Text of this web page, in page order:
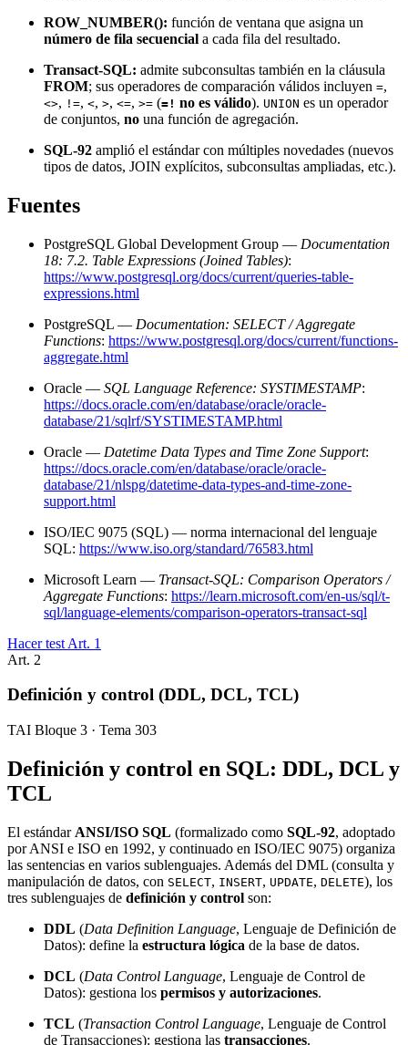
ROW_NUMBER(): función de ventana que asigna un
número de fila secuencial a cada fila del resultado.
Transact-SQL: admite subconsultas también en la cláusula
FROM; sus operadores de comparación válidos incluyen =,
<>, !=, <, >, <=, >= (=! no es válido). UNION es un operador
de conjuntos, no una función de agregación.
SQL-92 amplió el estándar con múltiples novedades (nuevos
tipos de datos, JOIN explícitos, subconsultas ampliadas, etc.).
Fuentes
PostgreSQL Global Development Group — Documentation
18: 7.2. Table Expressions (Joined Tables):
https://www.postgresql.org/docs/current/queries-table-
expressions.html
PostgreSQL — Documentation: SELECT / Aggregate
Functions: https://www.postgresql.org/docs/current/functions-
aggregate.html
Oracle — SQL Language Reference: SYSTIMESTAMP:
https://docs.oracle.com/en/database/oracle/oracle-
database/21/sqlrf/SYSTIMESTAMP.html
Oracle — Datetime Data Types and Time Zone Support:
https://docs.oracle.com/en/database/oracle/oracle-
database/21/nlspg/datetime-data-types-and-time-zone-
support.html
ISO/IEC 9075 (SQL) — norma internacional del lenguaje
SQL: https://www.iso.org/standard/76583.html
Microsoft Learn — Transact-SQL: Comparison Operators /
Aggregate Functions: https://learn.microsoft.com/en-us/sql/t-
sql/language-elements/comparison-operators-transact-sql
Hacer test Art. 1
Art. 2
Definición y control (DDL, DCL, TCL)
TAI Bloque 3 · Tema 303
Definición y control en SQL: DDL, DCL y
TCL
El estándar ANSI/ISO SQL (formalizado como SQL-92, adoptado
por ANSI e ISO en 1992, y continuado en ISO/IEC 9075) organiza
las sentencias en varios sublenguajes. Además del DML (consulta y
manipulación de datos, con SELECT, INSERT, UPDATE, DELETE), los
tres sublenguajes de definición y control son:
DDL (Data Definition Language, Lenguaje de Definición de
Datos): define la estructura lógica de la base de datos.
DCL (Data Control Language, Lenguaje de Control de
Datos): gestiona los permisos y autorizaciones.
TCL (Transaction Control Language, Lenguaje de Control
de Transacciones): gestiona las transacciones.